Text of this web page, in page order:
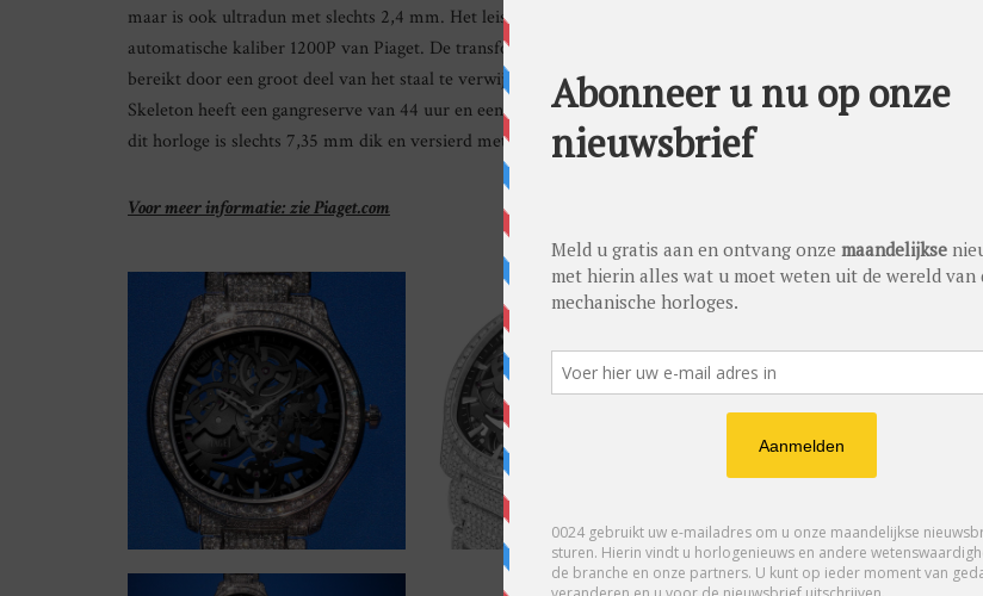
maar is ook ultradun met slechts 2,4 mm. Het leisteen grijze uurwerk is gebaseerd op het beroemde ultradunne
automatische kaliber 1200P van Piaget. De transformatie in een opengewerkt uurwerk duurde twee jaar en werd
bereikt door een groot deel van het staal te verwijderen, waardoor alleen de essentie overblijft. De Piaget Polo
Skeleton heeft een gangreserve van 44 uur en een waterdichtheid van dertig meter. De 42 mm witgouden kast van
dit horloge is slechts 7,35 mm dik en versierd met 268 briljant geslepen diamanten.
Voor meer informatie: zie Piaget.com